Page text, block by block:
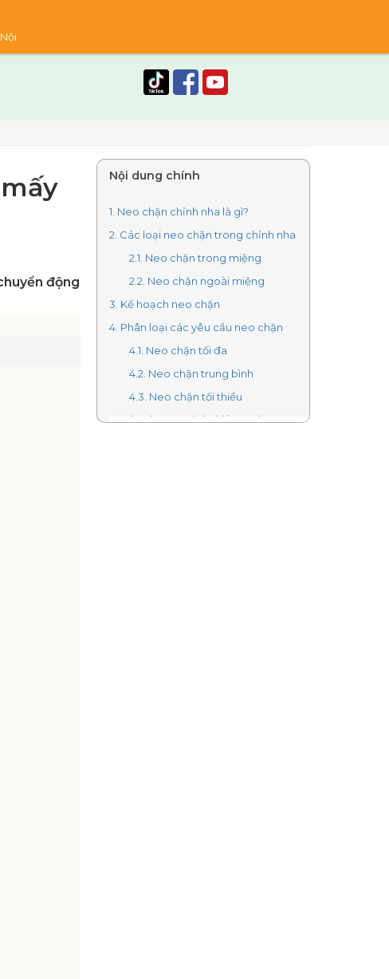
động
Nội dung chính
1. Neo chặn chỉnh nha là gì?
2. Các loại neo chặn trong chỉnh nha
2.1. Neo chặn trong miệng
2.2. Neo chặn ngoài miệng
3. Kế hoạch neo chặn
4. Phân loại các yêu cầu neo chặn
4.1. Neo chặn tối đa
4.2. Neo chặn trung bình
4.3. Neo chặn tối thiểu
5. Các phương pháp kiểm soát neo